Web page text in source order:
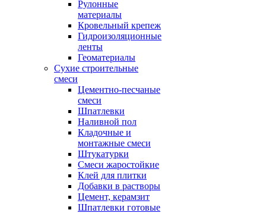
Рулонные
материалы
Кровельный крепеж
Гидроизоляционные
ленты
Геоматериалы
Сухие строительные
смеси
Цементно-песчаные
смеси
Шпатлевки
Наливной пол
Кладочные и
монтажные смеси
Штукатурки
Смеси жаростойкие
Клей для плитки
Добавки в растворы
Цемент, керамзит
Шпатлевки готовые